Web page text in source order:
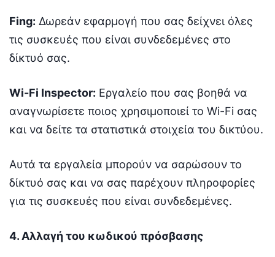
Fing: Δωρεάν εφαρμογή που σας δείχνει όλες
τις συσκευές που είναι συνδεδεμένες στο
δίκτυό σας.
Wi-Fi Inspector: Εργαλείο που σας βοηθά να
αναγνωρίσετε ποιος χρησιμοποιεί το Wi-Fi σας
και να δείτε τα στατιστικά στοιχεία του δικτύου.
Αυτά τα εργαλεία μπορούν να σαρώσουν το
δίκτυό σας και να σας παρέχουν πληροφορίες
για τις συσκευές που είναι συνδεδεμένες.
4. Αλλαγή του κωδικού πρόσβασης